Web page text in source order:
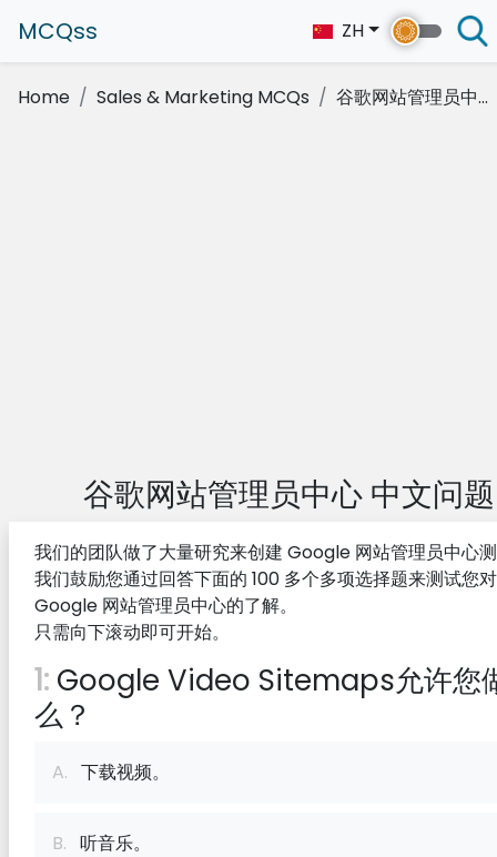
MCQss ZH
Home Sales & Marketing MCQs 谷歌网站管理员中...
谷歌网站管理员中心 中文问题
我们的团队做了大量研究来创建 Google 网站管理员中心
我们鼓励您通过回答下面的 100 多个多项选择题来测试您对
Google 网站管理员中心的了解。
只需向下滚动即可开始。
1: Google Video Sitemaps允许您
么？
A. 下载视频。
B. 听音乐。